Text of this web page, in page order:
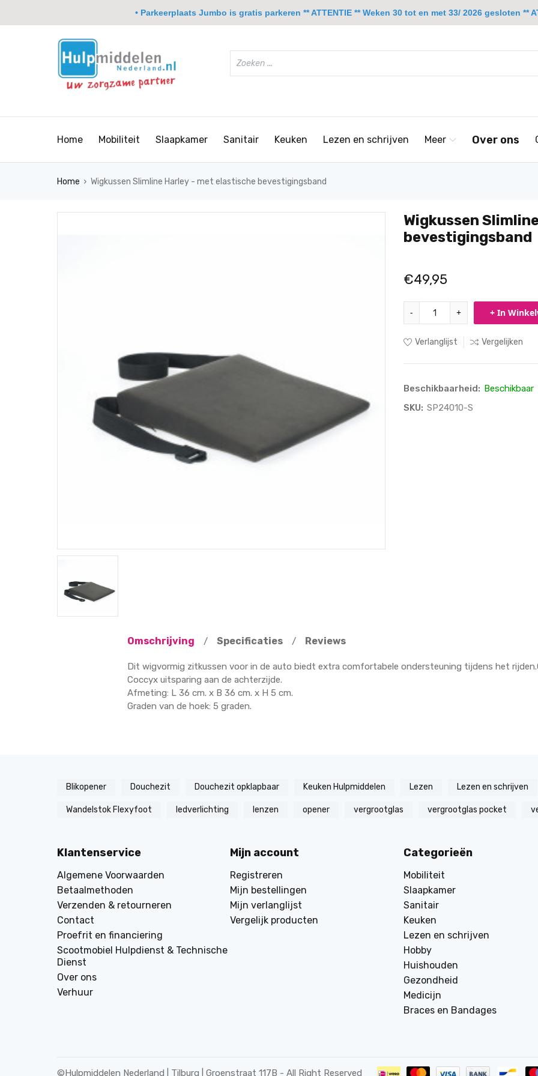
Home Mobiliteit Slaapkamer Sanitair Keuken Lezen en schrijven Meer Over ons
Home › Wigkussen Slimline Harley - met elastische bevestigingsband
Wigkussen
bevestigingsband
€49,95
- + + In
Verlanglijst Vergelijken
Beschikbaarheid: Beschikbaar
SKU: SP24010-S
Omschrijving / Specificaties / Reviews
Dit wigvormig zitkussen voor in de auto biedt extra comfortabele ondersteuning tijdens het
Coccyx uitsparing aan de achterzijde.
Afmeting: L 36 cm. x B 36 cm. x H 5 cm.
Graden van de hoek: 5 graden.
Blikopener Douchezit Douchezit opklapbaar Keuken Hulpmiddelen Lezen Lezen en schrijven
Wandelstok Flexyfoot ledverlichting lenzen opener vergrootglas vergrootglas pocket
Klantenservice
Algemene Voorwaarden
Betaalmethoden
Verzenden & retourneren
Contact
Proefrit en financiering
Scootmobiel Hulpdienst & Technische
Dienst
Over ons
Verhuur
Mijn account
Registreren
Mijn bestellingen
Mijn verlanglijst
Vergelijk producten
Categorieën
Mobiliteit
Slaapkamer
Sanitair
Keuken
Lezen en schrijven
Hobby
Huishouden
Gezondheid
Medicijn
Braces en Bandages
©Hulpmiddelen Nederland | Tilburg | Groenstraat 117B - All Right Reserved
• Parkeerplaats Jumbo is gratis parkeren ** ATTENTIE ** Weken 30 tot en met 33/ 2026 gesloten **